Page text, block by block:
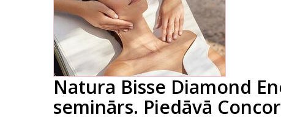
Natura Bisse Diamond
seminārs. Piedāvā